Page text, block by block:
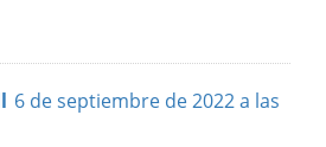
6 de septiembre de 2022 a las